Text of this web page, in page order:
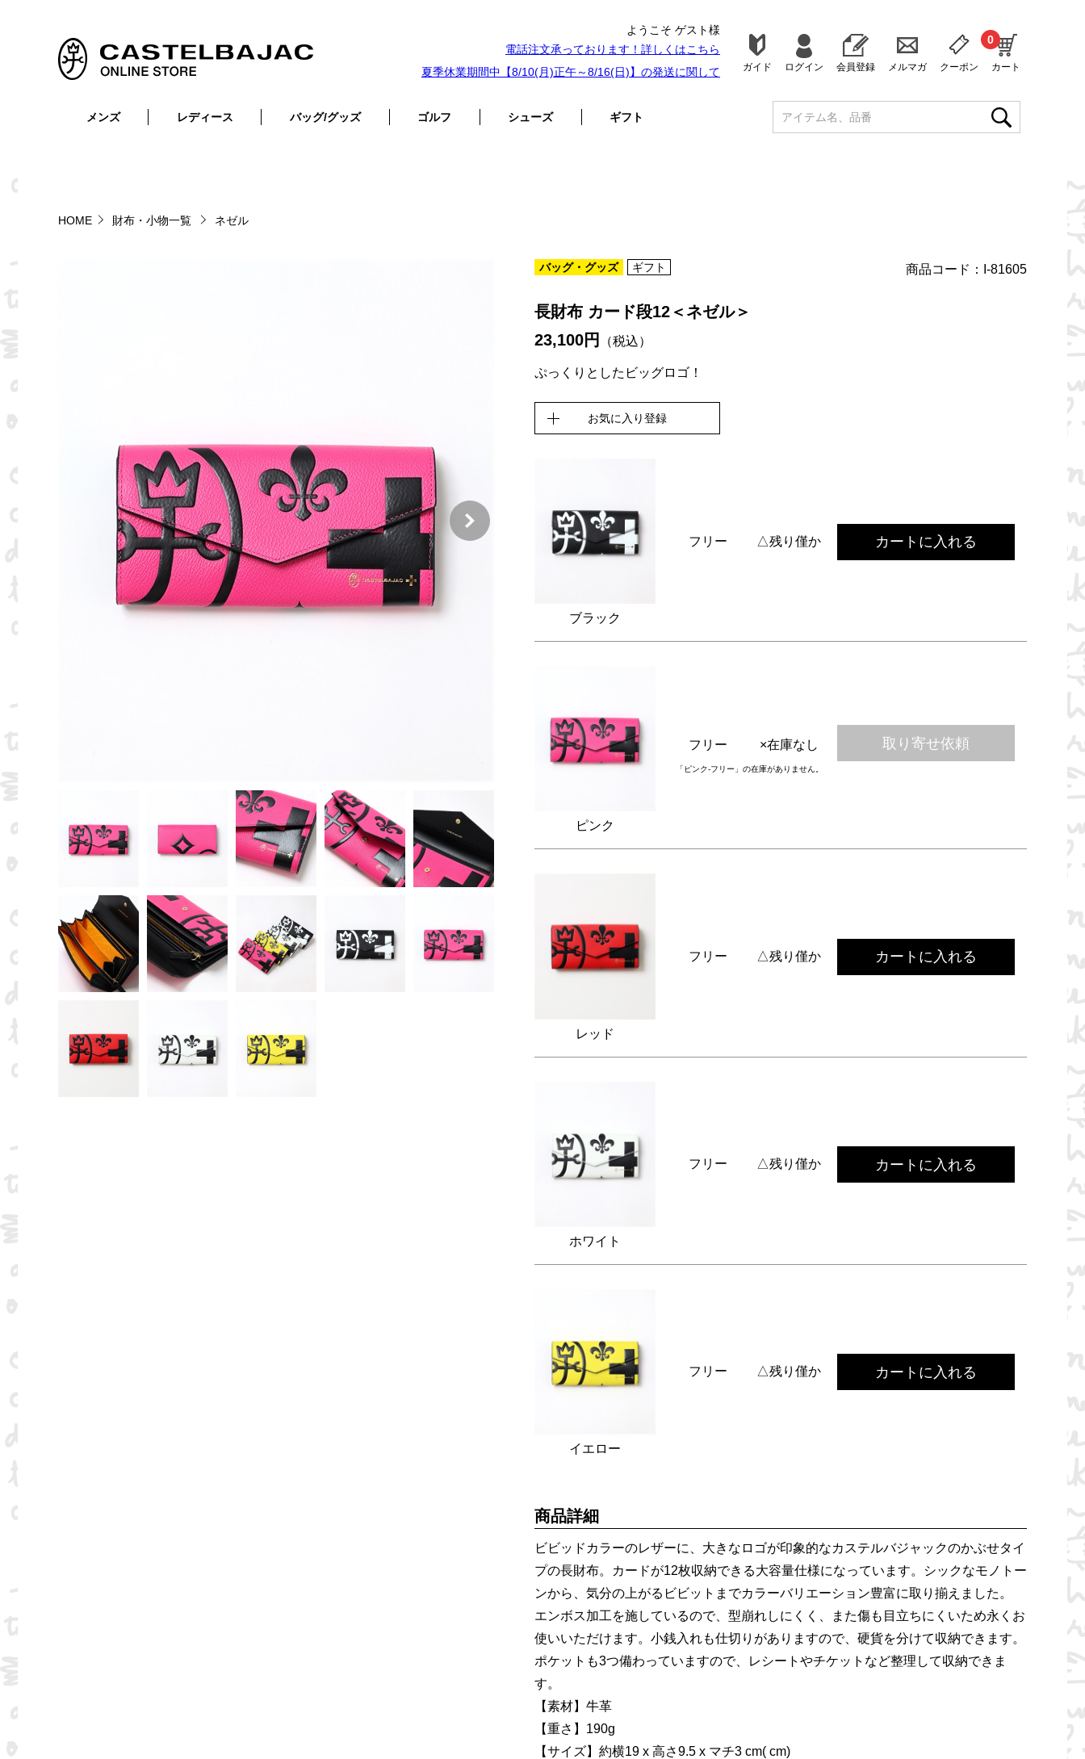
ようこそ ゲスト様
電話注文承っております！詳しくはこちら
夏季休業期間中【8/10(月)正午～8/16(日)】の発送に関して
ガイド ログイン 会員登録 メルマガ クーポン カート
0
メンズ レディース バッグ/グッズ ゴルフ シューズ ギフト
HOME 財布・小物一覧 ネゼル
バッグ・グッズ ギフト 商品コード：I-81605
長財布 カード段12＜ネゼル＞
23,100円
（税込）
ぷっくりとしたビッグロゴ！
お気に入り登録
ブラック
フリー △残り僅か カートに入れる
ピンク
フリー ×在庫なし 取り寄せ依頼
「ピンク-フリー」の在庫がありません。
レッド
フリー △残り僅か カートに入れる
ホワイト
フリー △残り僅か カートに入れる
イエロー
フリー △残り僅か カートに入れる
商品詳細
ビビッドカラーのレザーに、大きなロゴが印象的なカステルバジャックのかぶせタイ
プの長財布。カードが12枚収納できる大容量仕様になっています。シックなモノトー
ンから、気分の上がるビビットまでカラーバリエーション豊富に取り揃えました。
エンボス加工を施しているので、型崩れしにくく、また傷も目立ちにくいため永くお
使いいただけます。小銭入れも仕切りがありますので、硬貨を分けて収納できます。
ポケットも3つ備わっていますので、レシートやチケットなど整理して収納できま
す。
【素材】牛革
【重さ】190g
【サイズ】約横19 x 高さ9.5 x マチ3 cm( cm)